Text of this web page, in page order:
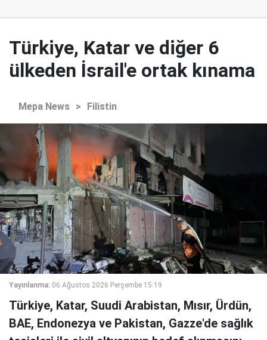
Türkiye, Katar ve diğer 6
ülkeden İsrail'e ortak kınama
Mepa News > Filistin
Yayınlanma: 06 Ağustos 2026 Perşembe 15:19
Türkiye, Katar, Suudi Arabistan, Mısır, Ürdün,
BAE, Endonezya ve Pakistan, Gazze'de sağlık